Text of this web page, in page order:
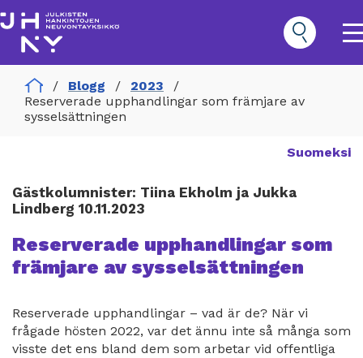
till
huvudinnehåll
Hankinnat
Päävalikko
Home Blogg
2023
Reserverade upphandlingar som främjare av
sysselsättningen
Suomeksi
Gästkolumnister: Tiina Ekholm ja Jukka
Lindberg 10.11.2023
Reserverade upphandlingar som
främjare av sysselsättningen
Reserverade upphandlingar – vad är de? När vi
frågade hösten 2022, var det ännu inte så många som
visste det ens bland dem som arbetar vid offentliga